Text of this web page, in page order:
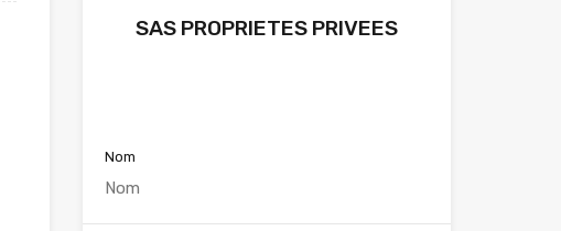
SAS PROPRIETES PRIVEES
Nom